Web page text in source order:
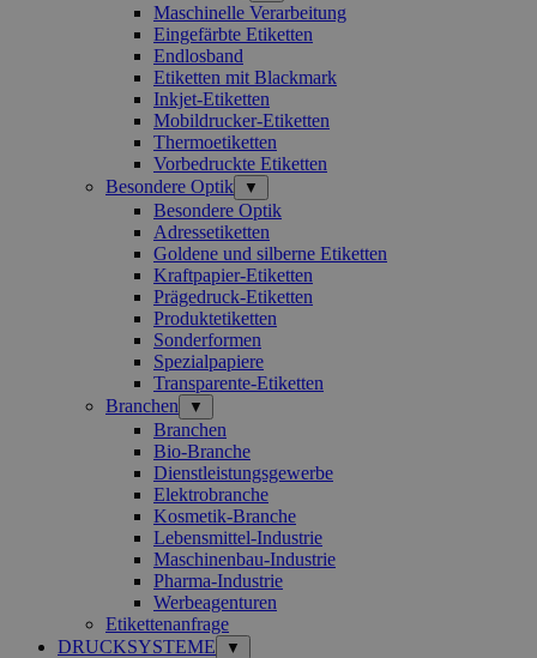
Maschinelle Verarbeitung
Eingefärbte Etiketten
Endlosband
Etiketten mit Blackmark
Inkjet-Etiketten
Mobildrucker-Etiketten
Thermoetiketten
Vorbedruckte Etiketten
Besondere Optik
▼
Besondere Optik
Adressetiketten
Goldene und silberne Etiketten
Kraftpapier-Etiketten
Prägedruck-Etiketten
Produktetiketten
Sonderformen
Spezialpapiere
Transparente-Etiketten
Branchen
▼
Branchen
Bio-Branche
Dienstleistungsgewerbe
Elektrobranche
Kosmetik-Branche
Lebensmittel-Industrie
Maschinenbau-Industrie
Pharma-Industrie
Werbeagenturen
Etikettenanfrage
DRUCKSYSTEME
▼